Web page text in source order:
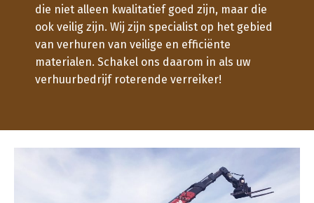
die niet alleen kwalitatief goed zijn, maar die
ook veilig zijn. Wij zijn specialist op het gebied
van verhuren van veilige en efficiënte
materialen. Schakel ons daarom in als uw
verhuurbedrijf roterende verreiker!